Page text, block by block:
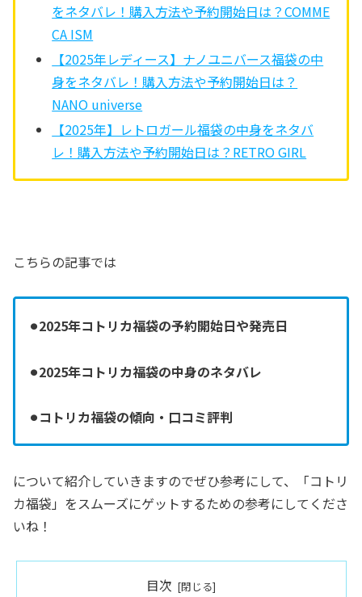
をネタバレ！購入方法や予約開始日は？COMME
CA ISM
【2025年レディース】ナノユニバース福袋の中
身をネタバレ！購入方法や予約開始日は？
NANO universe
【2025年】レトロガール福袋の中身をネタバ
レ！購入方法や予約開始日は？RETRO GIRL
こちらの記事では
⚫︎2025年コトリカ福袋の予約開始日や発売日
⚫︎2025年コトリカ福袋の中身のネタバレ
⚫︎コトリカ福袋の傾向・口コミ評判
について紹介していきますのでぜひ参考にして、「コトリ
カ福袋」をスムーズにゲットするための参考にしてくださ
いね！
目次